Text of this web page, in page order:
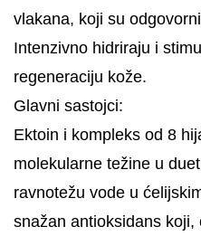
vlakana, koji su
Intenzivno hidriraju i
regeneraciju kože.
Glavni sastojci:
Ektoin i kompleks od 8
molekularne težine u
ravnotežu vode u
snažan antioksidans